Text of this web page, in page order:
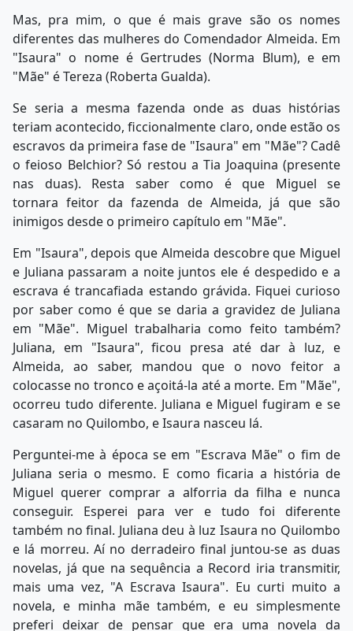
Mas, pra mim, o que é mais grave são os nomes
diferentes das mulheres do Comendador Almeida. Em
"Isaura" o nome é Gertrudes (Norma Blum), e em
"Mãe" é Tereza (Roberta Gualda).
Se seria a mesma fazenda onde as duas histórias
teriam acontecido, ficcionalmente claro, onde estão os
escravos da primeira fase de "Isaura" em "Mãe"? Cadê
o feioso Belchior? Só restou a Tia Joaquina (presente
nas duas). Resta saber como é que Miguel se
tornara feitor da fazenda de Almeida, já que são
inimigos desde o primeiro capítulo em "Mãe".
Em "Isaura", depois que Almeida descobre que Miguel
e Juliana passaram a noite juntos ele é despedido e a
escrava é trancafiada estando grávida. Fiquei curioso
por saber como é que se daria a gravidez de Juliana
em "Mãe". Miguel trabalharia como feito também?
Juliana, em "Isaura", ficou presa até dar à luz, e
Almeida, ao saber, mandou que o novo feitor a
colocasse no tronco e açoitá-la até a morte. Em "Mãe",
ocorreu tudo diferente. Juliana e Miguel fugiram e se
casaram no Quilombo, e Isaura nasceu lá.
Perguntei-me à época se em "Escrava Mãe" o fim de
Juliana seria o mesmo. E como ficaria a história de
Miguel querer comprar a alforria da filha e nunca
conseguir. Esperei para ver e tudo foi diferente
também no final. Juliana deu à luz Isaura no Quilombo
e lá morreu. Aí no derradeiro final juntou-se as duas
novelas, já que na sequência a Record iria transmitir,
mais uma vez, "A Escrava Isaura". Eu curti muito a
novela, e minha mãe também, e eu simplesmente
preferi deixar de pensar que era uma novela da